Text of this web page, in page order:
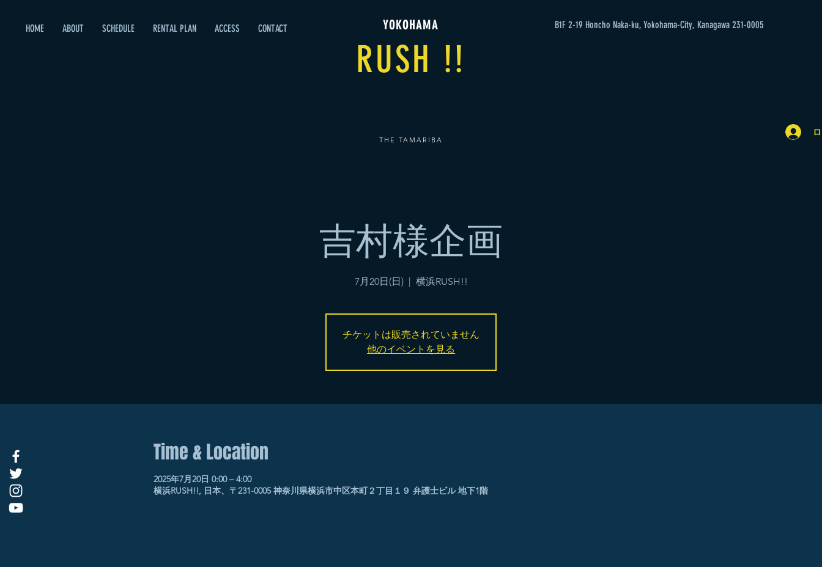
HOME ABOUT SCHEDULE RENTAL PLAN ACCESS CONTACT B1F 2-19 Honcho Naka-ku, Yokohama-City, Kanagawa 231-0005
YOKOHAMA
RUSH !!
THE TAMARIBA
吉村様企画
7月20日(日)
  |
横浜RUSH!!
チケットは販売されていません
他のイベントを見る
Time & Location
2025年7月20日 0:00 – 4:00
横浜RUSH!!, 日本、〒231-0005 神奈川県横浜市中区本町２丁目１９ 弁護士ビル 地下1階